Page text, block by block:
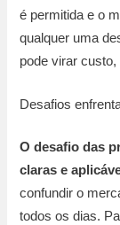
é permitida e o
qualquer uma
pode virar
Desafios
O desafio das
claras e
confundir o
todos os dias.